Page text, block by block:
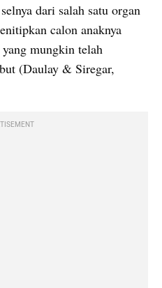
dari salah satu organ
calon anaknya
mungkin telah
(Daulay & Siregar,